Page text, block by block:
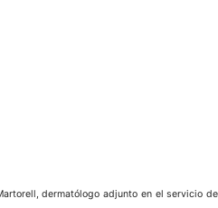
dermatólogo adjunto en el servicio de